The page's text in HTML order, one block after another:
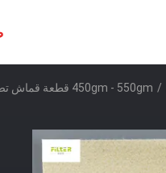
/ 450gm - 550gm قطعة قماش تصفية صناعية PPS شعار إبرة لحقيبة تصفية